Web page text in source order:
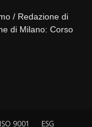
/ Redazione di
di Milano: Corso
ISO 9001 ESG